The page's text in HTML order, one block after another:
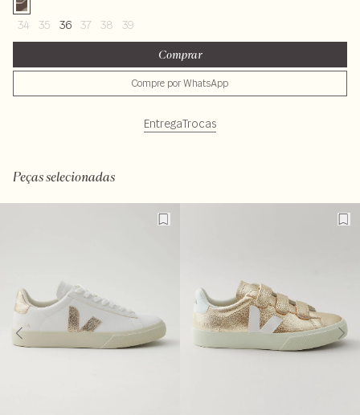
34 35 36 37 38 39
Comprar
Compre por WhatsApp
EntregaTrocas
Peças selecionadas